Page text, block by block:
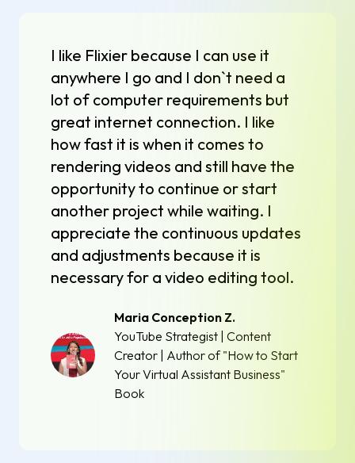
I like Flixier because I can use it
anywhere I go and I don`t need a
lot of computer requirements but
great internet connection. I like
how fast it is when it comes to
rendering videos and still have the
opportunity to continue or start
another project while waiting. I
appreciate the continuous updates
and adjustments because it is
necessary for a video editing tool.
Maria Conception Z.
YouTube Strategist | Content
Creator | Author of "How to Start
Your Virtual Assistant Business"
Book